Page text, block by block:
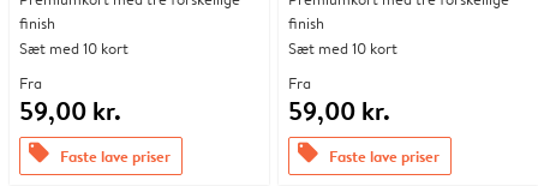
finish
Sæt med 10 kort
Fra
59,00 kr.
offers Faste lave priser
finish
Sæt med 10 kort
Fra
59,00 kr.
offers Faste lave priser